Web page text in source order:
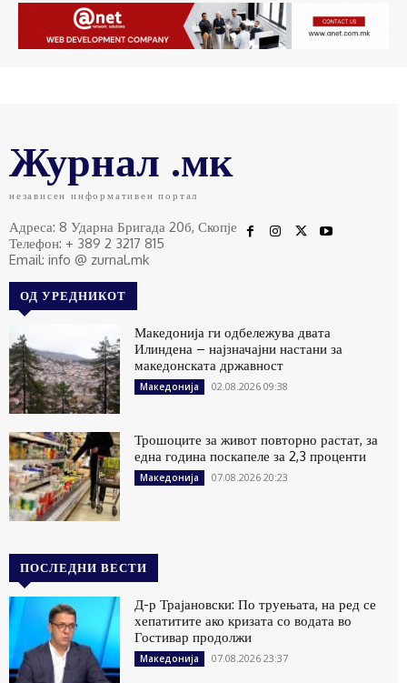
Журнал .мк
независен информативен портал
Адреса: 8 Ударна Бригада 20б, Скопје
Телефон: + 389 2 3217 815
Email: info @ zurnal.mk
ОД УРЕДНИКОТ
Македонија ги одбележува двата
Илиндена – најзначајни настани за
македонската државност
Македонија 02.08.2026 09:38
Трошоците за живот повторно растат, за
една година поскапеле за 2,3 проценти
Македонија 07.08.2026 20:23
ПОСЛЕДНИ ВЕСТИ
Д-р Трајановски: По труењата, на ред се
хепатитите ако кризата со водата во
Гостивар продолжи
Македонија 07.08.2026 23:37